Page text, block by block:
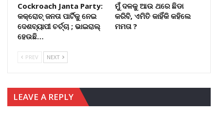
Cockroach Janta Party:
କକ୍ରୋଚ୍ ଜନତା ପାର୍ଟିକୁ ନେଇ
ଦେଶବ୍ୟାପୀ ଚର୍ଚ୍ଚା ; ଭାଇରାଲ୍
ହେଉଛି…
ମୁଁ ଦଳକୁ ଆଉ ଥରେ ଛିଡା
କରିବି, ଏମିତି କାହିଁକି କହିଲେ
ମମତା ?
PREV NEXT
LEAVE A REPLY